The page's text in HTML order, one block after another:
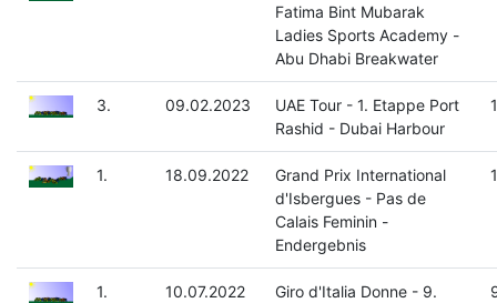
Fatima Bint Mubarak
Ladies Sports Academy -
Abu Dhabi Breakwater
3. 09.02.2023
UAE Tour - 1. Etappe Port
Rashid - Dubai Harbour
1. 18.09.2022
Grand Prix International
d'Isbergues - Pas de
Calais Feminin -
Endergebnis
1. 10.07.2022
Giro d'Italia Donne - 9.